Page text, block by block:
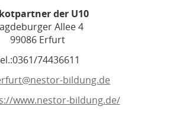
der U10
Allee 4
99086 Erfurt
74436611
bildung.de
www.nestor-bildung.de/